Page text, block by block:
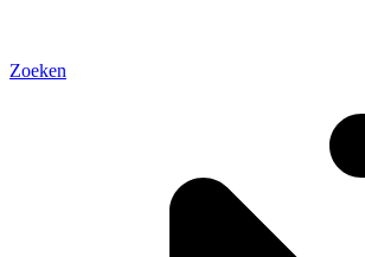
Zoeken